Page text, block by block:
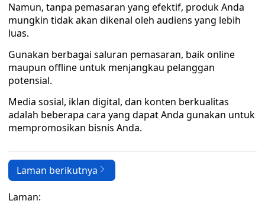
Namun, tanpa pemasaran yang efektif, produk Anda
mungkin tidak akan dikenal oleh audiens yang lebih
luas.
Gunakan berbagai saluran pemasaran, baik online
maupun offline untuk menjangkau pelanggan
potensial.
Media sosial, iklan digital, dan konten berkualitas
adalah beberapa cara yang dapat Anda gunakan untuk
mempromosikan bisnis Anda.
Laman berikutnya
Laman: